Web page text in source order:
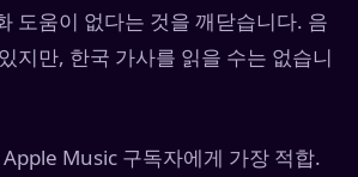
도움이 없다는 것을 깨닫습니다. 음
지만, 한국 가사를 읽을 수는 없습니
Music 구독자에게 가장 적합.